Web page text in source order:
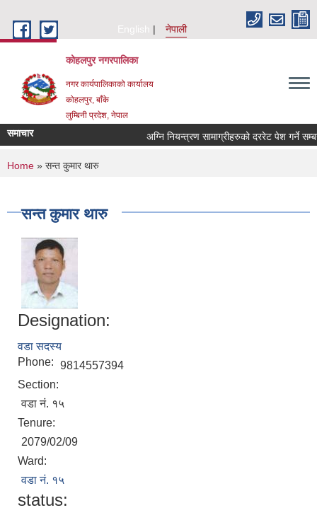
English
नेपाली
कोहलपुर नगरपालिका
नगर कार्यपालिकाको कार्यालय
कोहलपुर, बाँके
लुम्बिनी प्रदेश, नेपाल
समाचार
You are here
Home » सन्त कुमार थारु
सन्त कुमार थारु
Designation:
वडा सदस्य
Phone: 9814557394
Section:
वडा नं. १५
Tenure:
2079/02/09
Ward:
वडा नं. १५
status: